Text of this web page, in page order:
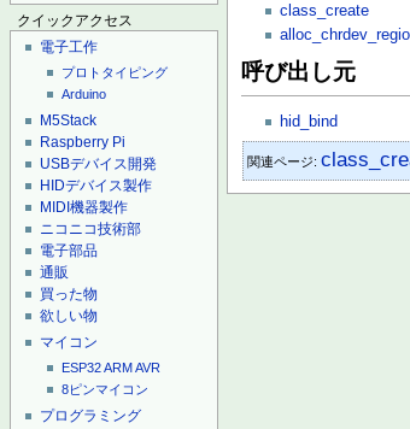
クイックアクセス
電子工作
プロトタイピング
Arduino
M5Stack
Raspberry Pi
USBデバイス開発
HIDデバイス製作
MIDI機器製作
ニコニコ技術部
電子部品
通販
買った物
欲しい物
マイコン
ESP32ARMAVR
8ピンマイコン
プログラミング
class_create
呼び出し元
hid_bind
関連ページ: